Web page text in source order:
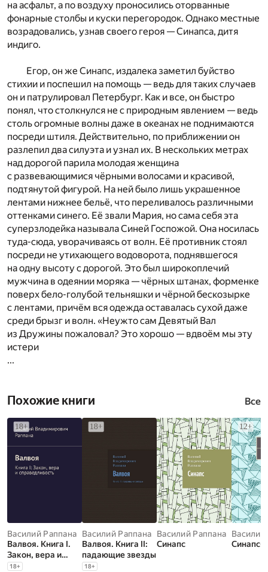
на асфальт, а по воздуху проносились оторванные
фонарные столбы и куски перегородок. Однако местные
возрадовались, узнав своего героя — Синапса, дитя
индиго.
Егор, он же Синапс, издалека заметил буйство
стихии и поспешил на помощь — ведь для таких случаев
он и патрулировал Петербург. Как и все, он быстро
понял, что столкнулся не с природным явлением — ведь
столь огромные волны даже в океанах не поднимаются
посреди штиля. Действительно, по приближении он
разлепил два силуэта и узнал их. В нескольких метрах
над дорогой парила молодая женщина
с развевающимися чёрными волосами и красивой,
подтянутой фигурой. На ней было лишь украшенное
лентами нижнее бельё, что переливалось различными
оттенками синего. Её звали Мария, но сама себя эта
суперзлодейка называла Синей Госпожой. Она носилась
туда-сюда, уворачиваясь от волн. Её противник стоял
посреди не утихающего водоворота, поднявшегося
на одну высоту с дорогой. Это был широкоплечий
мужчина в одеянии моряка — чёрных штанах, форменке
поверх бело-голубой тельняшки и чёрной бескозырке
с лентами, причём вся одежда оставалась сухой даже
среди брызг и волн. «Неужто сам Девятый Вал
из Дружины пожаловал? Это хорошо — вдвоём мы эту
истери
...
Похожие книги Все
Василий Раппана
Валвоя. Книга I.
Закон, вера и
справедливость
18+
Василий Раппана
Валвоя. Книга II:
падающие звезды
18+
Василий Раппана
Синапс
Василий
Синапс-2